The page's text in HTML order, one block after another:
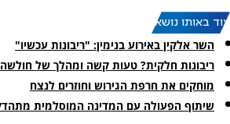
עוד באותו נושא:
השר אלקין באירוע בנימין: "ריבונות עכשיו"
ריבונות חלקית? טעות קשה ומהלך של חולשה
מוחקים את חרפת הגירוש וחוזרים לנצח
שיתוף הפעולה עם המדינה המוסלמית